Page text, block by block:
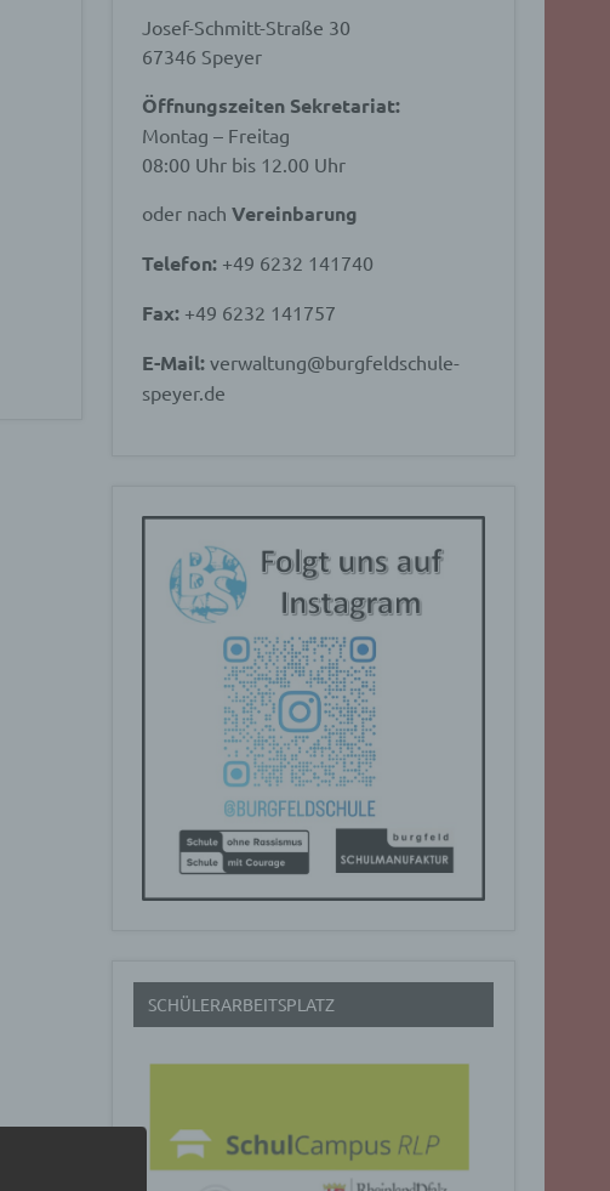
Josef-Schmitt-Straße 30
67346 Speyer
Öffnungszeiten Sekretariat:
Montag – Freitag
08:00 Uhr bis 12.00 Uhr
oder nachVereinbarung
Telefon: +49 6232 141740
Fax: +49 6232 141757
E-Mail: verwaltung@burgfeldschule-
speyer.de
SCHÜLERARBEITSPLATZ